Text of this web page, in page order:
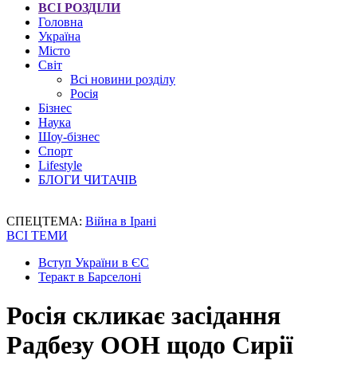
ВСІ РОЗДІЛИ
Головна
Україна
Місто
Світ
Всі новини розділу
Росія
Бізнес
Наука
Шоу-бізнес
Спорт
Lifestyle
БЛОГИ ЧИТАЧІВ
СПЕЦТЕМА: Війна в Ірані
ВСІ ТЕМИ
Вступ України в ЄС
Теракт в Барселоні
Росія скликає засідання
Радбезу ООН щодо Сирії